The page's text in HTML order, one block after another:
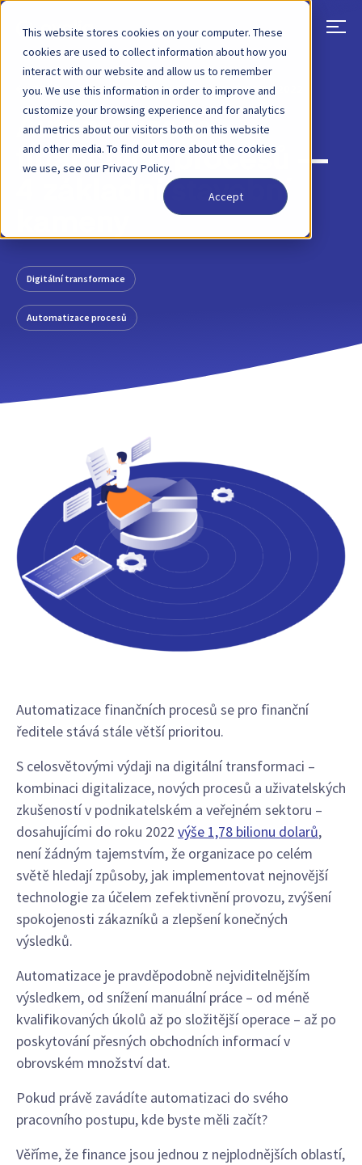
This website stores cookies on your computer. These
cookies are used to collect information about how you
interact with our website and allow us to remember
you. We use this information in order to improve and
customize your browsing experience and for analytics
and metrics about our visitors both on this website
and other media. To find out more about the cookies
we use, see our Privacy Policy.
Accept
ZPĚT PŘÍSPĚVEK NA BLOGU 16. ÚNORA 2022
Automatizace
finančních procesů —
4 základní stavební
Digitální transformace
Automatizace procesů
Automatizace finančních procesů se pro finanční
ředitele stává stále větší prioritou.
S celosvětovými výdaji na digitální transformaci –
kombinaci digitalizace, nových procesů a uživatelských
zkušeností v podnikatelském a veřejném sektoru –
dosahujícími do roku 2022 výše 1,78 bilionu dolarů,
není žádným tajemstvím, že organizace po celém
světě hledají způsoby, jak implementovat nejnovější
technologie za účelem zefektivnění provozu, zvýšení
spokojenosti zákazníků a zlepšení konečných
výsledků.
Automatizace je pravděpodobně nejviditelnějším
výsledkem, od snížení manuální práce – od méně
kvalifikovaných úkolů až po složitější operace – až po
poskytování přesných obchodních informací v
obrovském množství dat.
Pokud právě zavádíte automatizaci do svého
pracovního postupu, kde byste měli začít?
Věříme, že finance jsou jednou z nejplodnějších oblastí,